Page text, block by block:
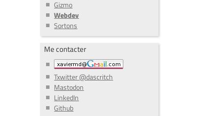
Gizmo
Webdev
Sortons
Me contacter
Txwitter @dascritch
Mastodon
LinkedIn
Github